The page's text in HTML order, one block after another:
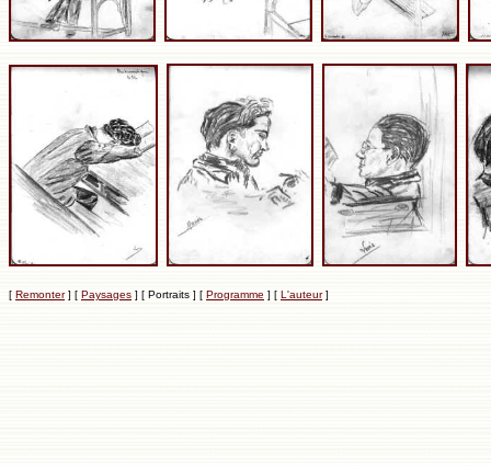
[ Remonter] [ Paysages ] [ Portraits ] [ Programme ] [ L'auteur]